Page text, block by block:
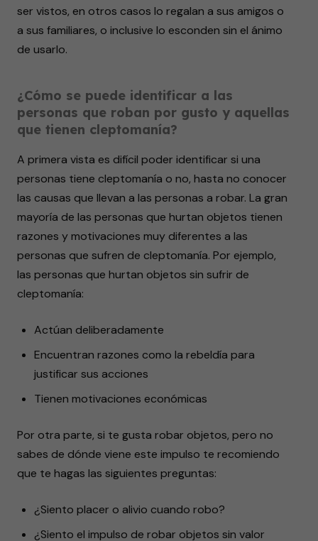
ser vistos, en otros casos lo regalan a sus amigos o
a sus familiares, o inclusive lo esconden sin el ánimo
de usarlo.
¿Cómo se puede identificar a las
personas que roban por gusto y aquellas
que tienen cleptomanía?
A primera vista es difícil poder identificar si una
personas tiene cleptomanía o no, hasta no conocer
las causas que llevan a las personas a robar. La gran
mayoría de las personas que hurtan objetos tienen
razones y motivaciones muy diferentes a las
personas que sufren de cleptomanía. Por ejemplo,
las personas que hurtan objetos sin sufrir de
cleptomanía:
Actúan deliberadamente
Encuentran razones como la rebeldía para
justificar sus acciones
Tienen motivaciones económicas
Por otra parte, si te gusta robar objetos, pero no
sabes de dónde viene este impulso te recomiendo
que te hagas las siguientes preguntas:
¿Siento placer o alivio cuando robo?
¿Siento el impulso de robar objetos sin valor